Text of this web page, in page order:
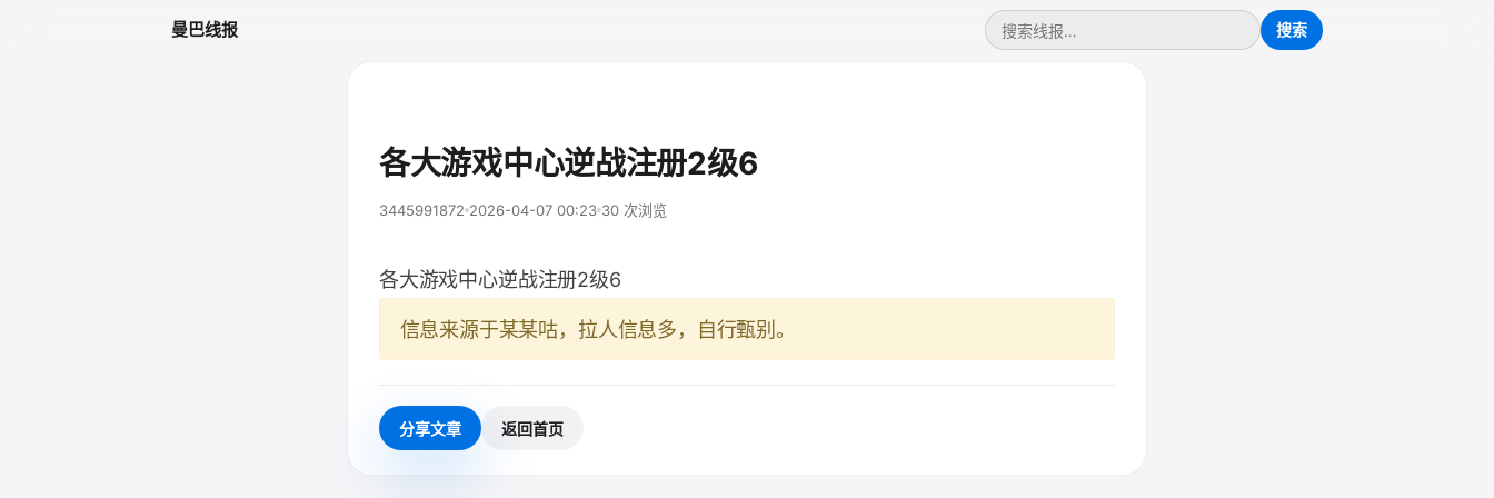
曼巴线报
各大游戏中心逆战注册2级6
3445991872 2026-04-07 00:23 30 次浏览
各大游戏中心逆战注册2级6
信息来源于某某咕，拉人信息多，自行甄别。
分享文章 返回首页